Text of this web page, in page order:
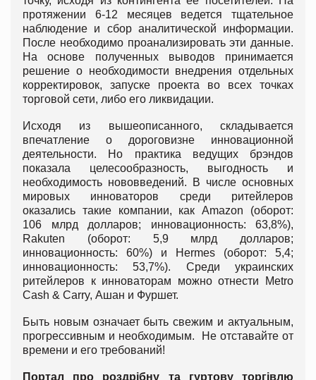
протяжении 6-12 месяцев ведется тщательное
наблюдение и сбор аналитической информации.
После необходимо проанализировать эти данные.
На основе полученных выводов принимается
решение о необходимости внедрения отдельных
корректировок, запуске проекта во всех точках
торговой сети, либо его ликвидации.
Исходя из вышеописанного, складывается
впечатление о дороговизне инновационной
деятельности. Но практика ведущих брэндов
показала целесообразность, выгодность и
необходимость нововведений. В числе основных
мировых инноваторов среди ритейлеров
оказались такие компании, как Amazon (оборот:
106 млрд долларов; инновационность: 63,8%),
Rakuten (оборот: 5,9 млрд долларов;
инновационность: 60%) и Hermes (оборот: 5,4;
инновационность: 53,7%). Среди украинских
ритейлеров к инноваторам можно отнести Metro
Cash & Carry, Ашан и Фуршет.
Быть новым означает быть свежим и актуальным,
прогрессивным и необходимым. Не отставайте от
времени и его требований!
Портал про роздрібну та гуртову торгівлю